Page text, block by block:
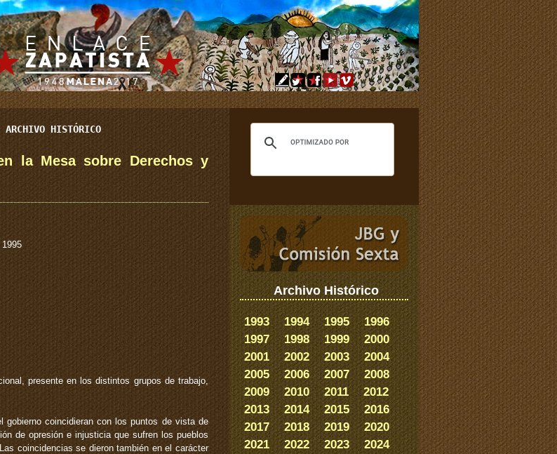
ARCHIVO HISTÓRICO
la Mesa sobre Derechos y
presente en los distintos grupos de trabajo,
coincidieran con los puntos de vista de
de opresión e injusticia que sufren los pueblos
coincidencias se dieron también en el carácter
Archivo Histórico
1993 1994 1995
1996
1997
1998 1999
2000
2001
2002 2003
2004
2005
2006 2007
2008
2009
2010 2011
2012
2013
2014 2015
2016
2017
2018 2019
2020
2021
2022 2023
2024